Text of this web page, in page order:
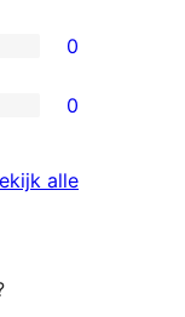
0
0
alle